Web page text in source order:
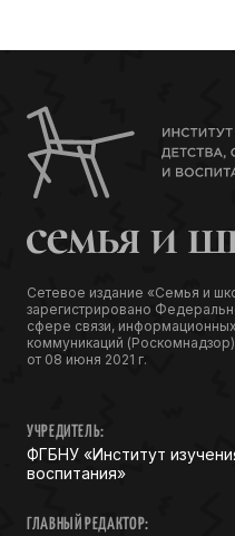
Сетевое издание «Семья и
зарегистрировано
сфере связи,
коммуникаций
от 08 июня 2021 г.
УЧРЕДИТЕЛЬ:
ФГБНУ «Институт
воспитания»
ГЛАВНЫЙ РЕДАКТОР: